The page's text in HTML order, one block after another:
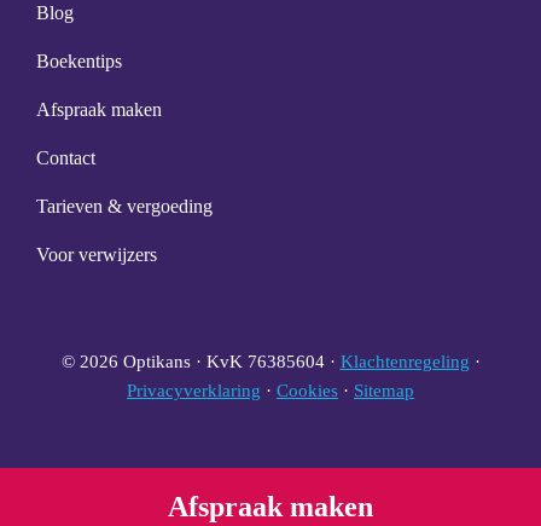
Afspraak maken
Blog
Boekentips
Afspraak maken
Contact
Tarieven & vergoeding
Voor verwijzers
© 2026 Optikans · KvK 76385604 · Klachtenregeling ·
Privacyverklaring · Cookies · Sitemap